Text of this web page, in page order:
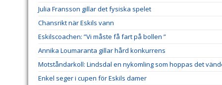
Julia Fransson gillar det fysiska spelet
Chansrikt när Eskils vann
Eskilscoachen: ”Vi måste få fart på bollen ”
Annika Loumaranta gillar hård konkurrens
Motståndarkoll: Lindsdal en nykomling som hoppas det
Enkel seger i cupen för Eskils damer